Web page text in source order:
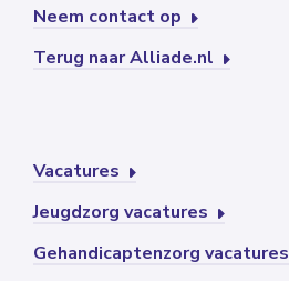
Neem contact op
Terug naar Alliade.nl
Vacatures
Jeugdzorg vacatures
Gehandicaptenzorg vacatures